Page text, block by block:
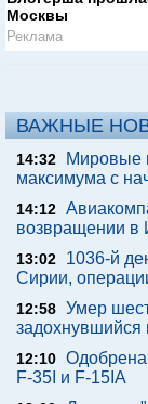
Москвы
Реклама
ВАЖНЫЕ
14:32
Мировые
максимума с
14:12
возвращении в
13:02
1036-й
Сирии,
12:58 Умер
задохнувшийся
12:10 Одобрена
F-35I и F-15IA